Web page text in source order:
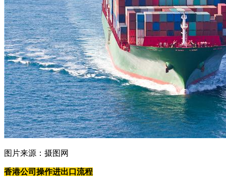
图片来源：摄图网
香港公司操作进出口流程